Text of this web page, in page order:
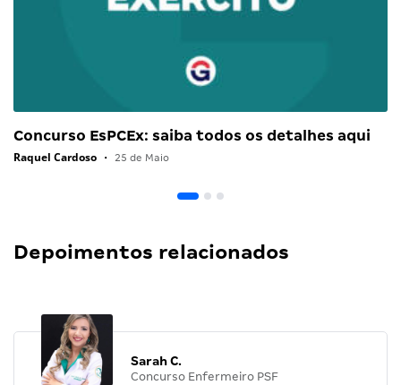
Concurso EsPCEx: saiba todos os detalhes aqui
Raquel Cardoso • 25 de Maio
Depoimentos relacionados
Sarah C.
Concurso Enfermeiro PSF